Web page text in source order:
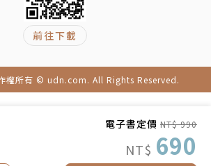
電子書定價 NT$ 990
NT$ 690
格萊夫斯瓦爾德大學哲學系及斯堪地
系，曾至挪威卑爾根 大學交換主修
前往下載
權所有 © udn.com. All Rights Reserved.